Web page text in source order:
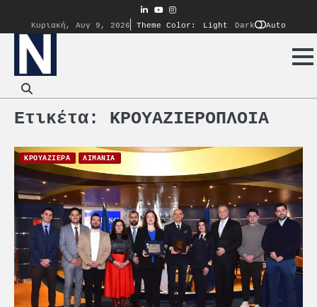
content
linkedin
youtube
instagram
Κυριακή, Αυγ 9, 2026
Theme Color: Light Dark Auto
Ετικέτα: ΚΡΟΥΑΖΙΕΡΟΠΛΟΙΑ
ΚΡΟΥΑΖΙΕΡΑ ΛΙΜΑΝΙΑ